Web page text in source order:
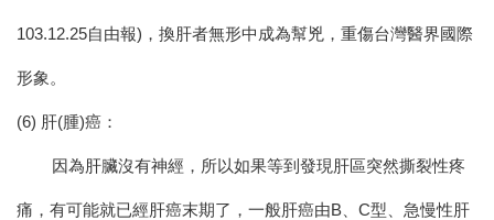
103.12.25自由報)，換肝者無形中成為幫兇，重傷台灣醫界國際
形象。
(6) 肝(腫)癌：
因為肝臟沒有神經，所以如果等到發現肝區突然撕裂性疼
痛，有可能就已經肝癌末期了，一般肝癌由B、C型、急慢性肝